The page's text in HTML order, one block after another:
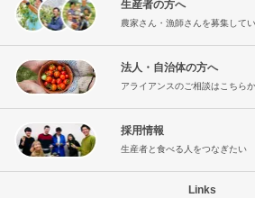
生産者の方へ
農家さん・漁師さんを募集して
法人・自治体の方へ
アライアンスのご相談はこちら
採用情報
生産者と食べる人をつなぎたい
Links